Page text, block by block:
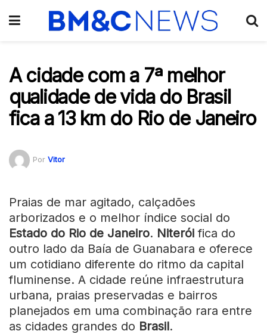
A cidade com a 7ª melhor
qualidade de vida do Brasil
fica a 13 km do Rio de Janeiro
Por Vitor
Praias de mar agitado, calçadões
arborizados e o melhor índice social do
Estado do Rio de Janeiro. Niterói fica do
outro lado da Baía de Guanabara e oferece
um cotidiano diferente do ritmo da capital
fluminense. A cidade reúne infraestrutura
urbana, praias preservadas e bairros
planejados em uma combinação rara entre
as cidades grandes do Brasil.